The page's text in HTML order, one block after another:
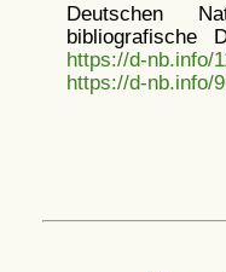
Deutschen
bibliografische
https://d-nb.info/
https://d-nb.info/